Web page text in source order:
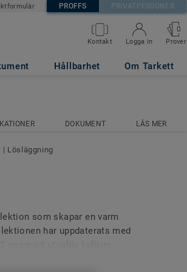
PROFFS PRIVATPERSONER
Kontakt Logga in
0
Prover
Hållbarhet Om Tarkett
DOKUMENT LÄS MER
| Lösläggning
som skapar en varm
har uppdaterats med
genomtänkta och flexibla